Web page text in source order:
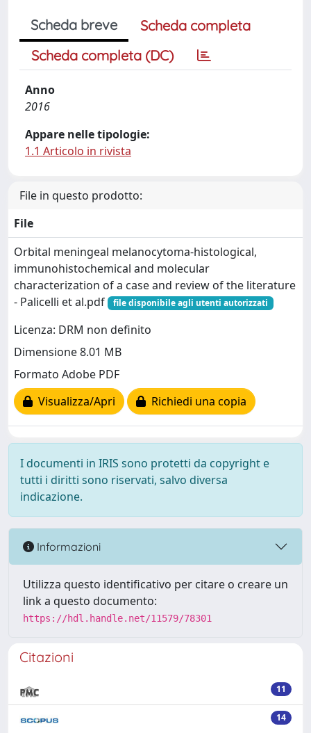
Scheda breve
Scheda completa
Scheda completa (DC)
Anno
2016
Appare nelle tipologie:
1.1 Articolo in rivista
File in questo prodotto:
File
Orbital meningeal melanocytoma-histological,
immunohistochemical and molecular
characterization of a case and review of the literature
- Palicelli et al.pdf
file disponibile agli utenti autorizzati
Licenza: DRM non definito
Dimensione 8.01 MB
Formato Adobe PDF
Visualizza/Apri
Richiedi una copia
I documenti in IRIS sono protetti da copyright e
tutti i diritti sono riservati, salvo diversa
indicazione.
Informazioni
Utilizza questo identificativo per citare o creare un
link a questo documento:
https://hdl.handle.net/11579/78301
Citazioni
11
14